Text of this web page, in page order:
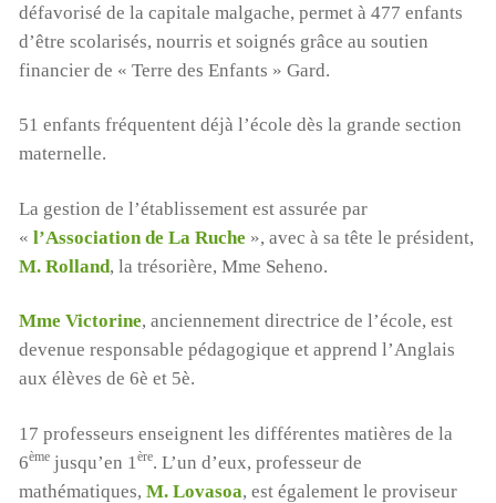
défavorisé de la capitale malgache, permet à 477 enfants
d’être scolarisés, nourris et soignés grâce au soutien
financier de « Terre des Enfants » Gard.
51 enfants fréquentent déjà l’école dès la grande section
maternelle.
La gestion de l’établissement est assurée par
« l’Association de La Ruche », avec à sa tête le président,
M. Rolland, la trésorière, Mme Seheno.
Mme Victorine, anciennement directrice de l’école, est
devenue responsable pédagogique et apprend l’Anglais
aux élèves de 6è et 5è.
17 professeurs enseignent les différentes matières de la
6èmejusqu’en 1 ère. L’un d’eux, professeur de
mathématiques, M. Lovasoa, est également le proviseur